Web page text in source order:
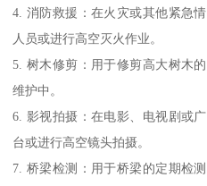
4. 消防救援：在火灾或其他紧急
人员或进行高空灭火作业。
5. 树木修剪：用于修剪高大树木
维护中。
6. 影视拍摄：在电影、电视剧或
台或进行高空镜头拍摄。
7. 桥梁检测：用于桥梁的定期检